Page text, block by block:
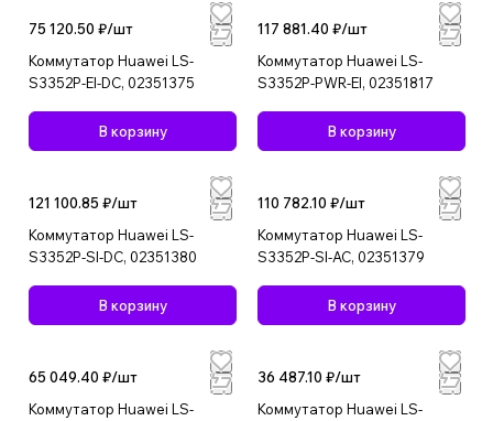
75 120.50 ₽/шт
Коммутатор Huawei LS-
S3352P-EI-DC, 02351375
В корзину
117 881.40 ₽/шт
Коммутатор Huawei LS-
S3352P-PWR-EI, 02351817
В корзину
121 100.85 ₽/шт
Коммутатор Huawei LS-
S3352P-SI-DC, 02351380
В корзину
110 782.10 ₽/шт
Коммутатор Huawei LS-
S3352P-SI-AC, 02351379
В корзину
65 049.40 ₽/шт
Коммутатор Huawei LS-
36 487.10 ₽/шт
Коммутатор Huawei LS-